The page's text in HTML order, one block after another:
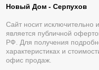
Новый Дом - Серпухов
Сайт носит
является публичной
РФ. Для получения
характеристиках и
офис продаж.